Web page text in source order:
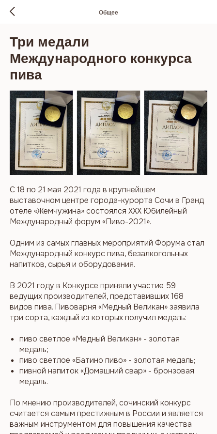
Общее
Три медали
Международного конкурса
пива
С 18 по 21 мая 2021 года в крупнейшем
выставочном центре города-курорта Сочи в Гранд
отеле «Жемчужина» состоялся XХX Юбилейный
Международный форум «Пиво-2021».
Одним из самых главных мероприятий Форума стал
Международный конкурс пива, безалкогольных
напитков, сырья и оборудования.
В 2021 году в Конкурсе приняли участие 59
ведущих производителей, представивших 168
видов пива. Пивоварня «Медный Великан» заявила
три сорта, каждый из которых получил медаль:
пиво светлое «Медный Великан» - золотая
медаль;
пиво светлое «Батино пиво» - золотая медаль;
пивной напиток «Домашний свар» - бронзовая
медаль.
По мнению производителей, сочинский конкурс
считается самым престижным в России и является
важным инструментом для повышения качества